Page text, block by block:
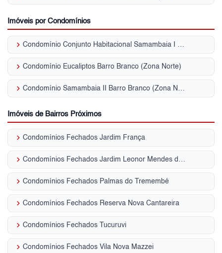
Imóveis por Condomínios
keyboard_arrow_right Condomínio Conjunto Habitacional Samambaia I Barro Branco (Zona Norte)
keyboard_arrow_right Condomínio Eucaliptos Barro Branco (Zona Norte)
keyboard_arrow_right Condomínio Samambaia II Barro Branco (Zona Norte)
Imóveis de Bairros Próximos
keyboard_arrow_right Condomínios Fechados Jardim França
keyboard_arrow_right Condomínios Fechados Jardim Leonor Mendes de Barros
keyboard_arrow_right Condomínios Fechados Palmas do Tremembé
keyboard_arrow_right Condomínios Fechados Reserva Nova Cantareira
keyboard_arrow_right Condomínios Fechados Tucuruvi
keyboard_arrow_right Condomínios Fechados Vila Nova Mazzei